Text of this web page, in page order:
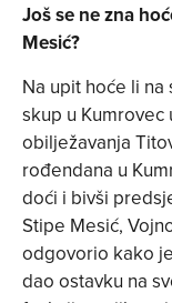
Još se ne zna
Mesić?
Na upit hoće li na
skup u Kumrovec
obilježavanja
rođendana u
doći i bivši
Stipe Mesić,
odgovorio kako
dao ostavku na